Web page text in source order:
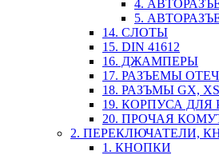
4.
5.
14. СЛОТЫ
15. DIN 41612
16. ДЖАМПЕРЫ
17. РАЗЪЕМЫ
18. РАЗЪМЫ GX, XS
19. КОРПУСА ДЛЯ
20. ПРОЧАЯ
2. ПЕРЕКЛЮЧАТЕЛИ,
1. КНОПКИ